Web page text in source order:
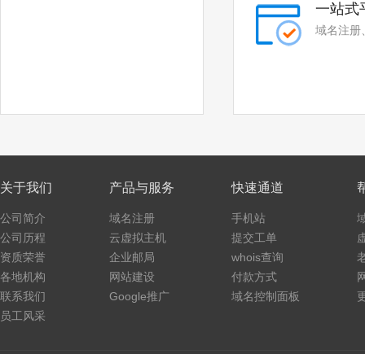
一站式
域名注册
关于我们
公司简介
公司历程
资质荣誉
各地机构
联系我们
员工风采
产品与服务
域名注册
云虚拟主机
企业邮局
网站建设
Google推广
快速通道
手机站
提交工单
whois查询
付款方式
域名控制面板